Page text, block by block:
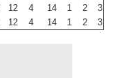
12 4 14 1 2
3
12 4 14 1 2 3